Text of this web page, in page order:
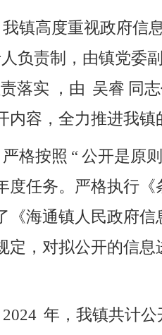
我镇高度重视政府信
负责制，由镇党委
落实 ，由 吴睿 同
容，全力推进我镇
严格按照 “ 公开是原
度任务。严格执行
《海通镇人民政府
定，对拟公开的信
2024 年，我镇共计